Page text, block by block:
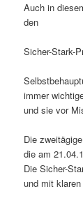
Auch in
den
Sicher-Stark-
immer
und sie vor
Die
die am
Die Sicher-
und mit